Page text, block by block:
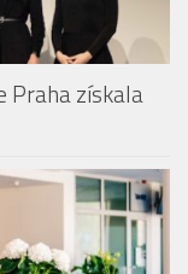
Praha získala